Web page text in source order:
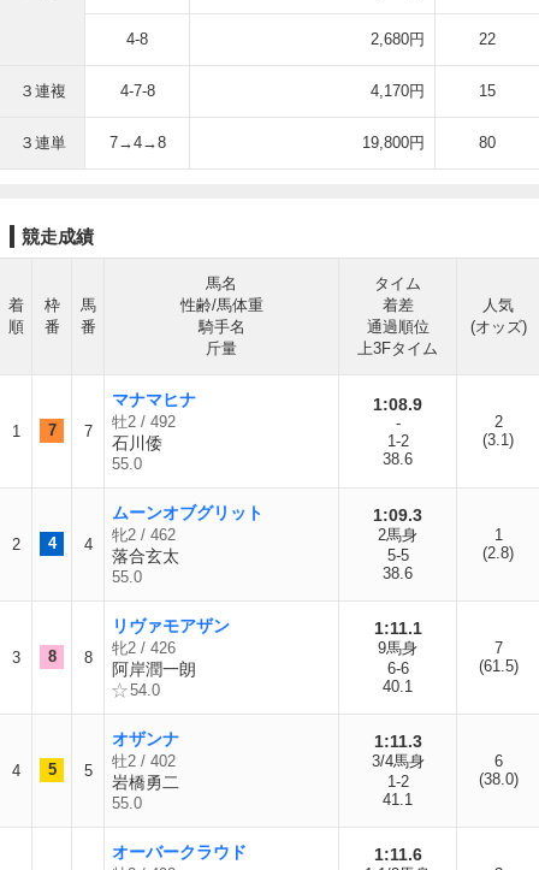
4-8 2,680円 22
３連複 4-7-8 4,170円 15
３連単 7→4→8 19,800円 80
競走成績
着
順
枠
番
馬
番
馬名
性齢/馬体重
騎手名
斤量
タイム
着差
通過順位
上3Fタイム
人気
(オッズ)
1 7 7
マナマヒナ
牡2 / 492
石川倭
55.0
1:08.9
-
1-2
38.6
2
(3.1)
2 4 4
ムーンオブグリット
牝2 / 462
落合玄太
55.0
1:09.3
2馬身
5-5
38.6
1
(2.8)
3 8 8
リヴァモアザン
牝2 / 426
阿岸潤一朗
54.0
1:11.1
9馬身
6-6
40.1
7
(61.5)
4 5 5
オザンナ
牡2 / 402
岩橋勇二
55.0
1:11.3
3/4馬身
1-2
41.1
6
(38.0)
オーバークラウド 1:11.6